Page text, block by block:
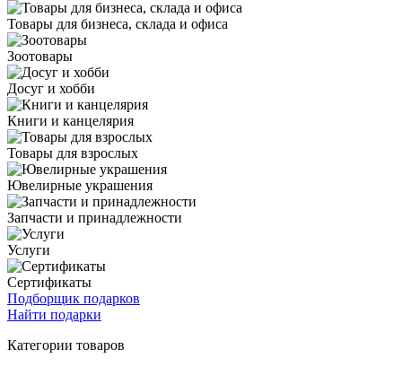
Товары для бизнеса, склада и офиса
Зоотовары
Досуг и хобби
Книги и канцелярия
Товары для взрослых
Ювелирные украшения
Запчасти и принадлежности
Услуги
Сертификаты
Подборщик подарков
Найти подарки
Категории товаров